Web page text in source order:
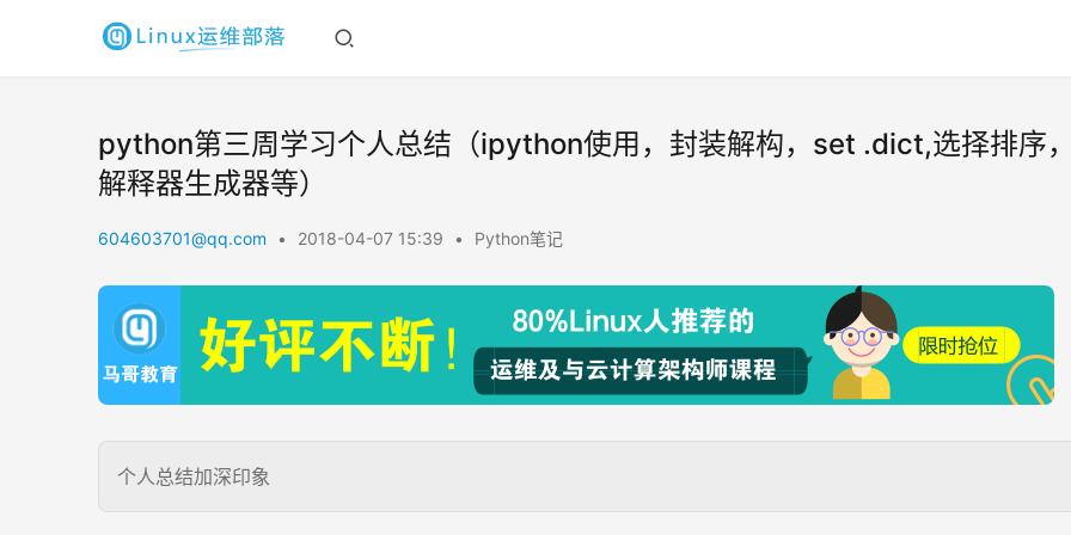
python第三周学习个人总结（ipython使用，封装解构，set .dict,选择排序
解释器生成器等）
604603701@qq.com • 2018-04-07 15:39 • Python笔记
个人总结加深印象